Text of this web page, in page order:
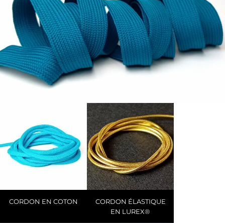
CORDON EN COTON
CORDON ÉLASTIQUE
EN LUREX®